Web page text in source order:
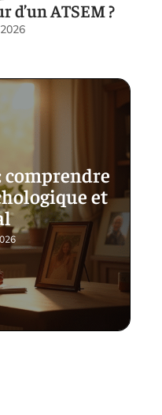
d’un ATSEM ?
comprendre
et